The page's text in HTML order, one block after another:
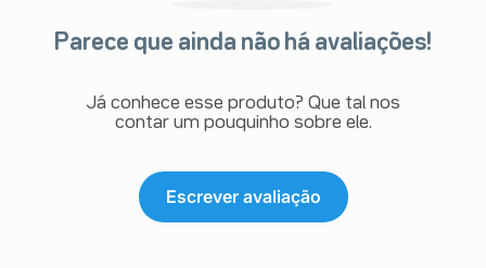
Parece que ainda não há avaliações!
Já conhece esse produto? Que tal nos
contar um pouquinho sobre ele.
Escrever avaliação